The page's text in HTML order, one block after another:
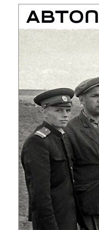
Заместитель
министра
иностранных